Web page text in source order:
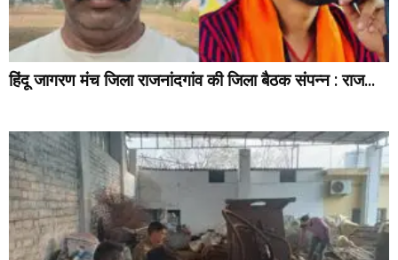
हिंदू जागरण मंच जिला राजनांदगांव की जिला बैठक संपन्न : राज...